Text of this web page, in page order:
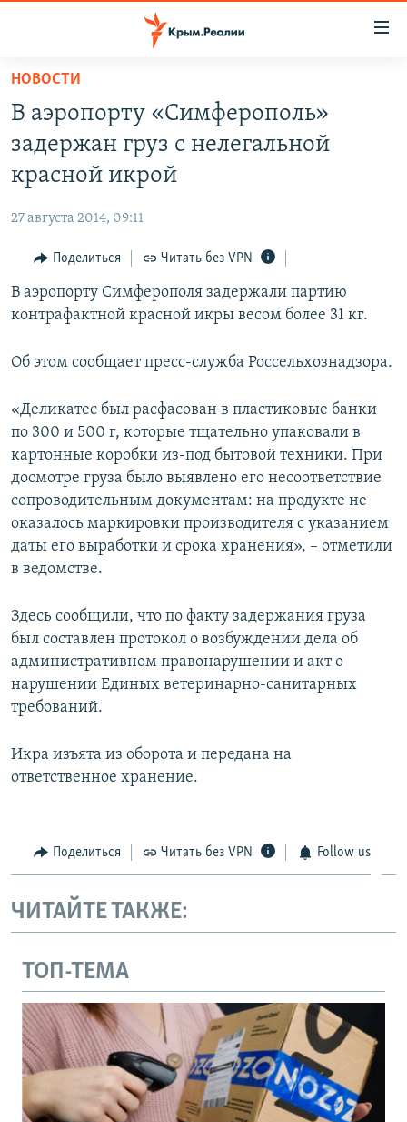
Вернуться
основному
содержанию
Вернутся
главной
навигации
Вернутся
поиску
СПЕЦПРОЕКТЫ
11 ЛЕТ ОККУПАЦИИ КРЫМА. 11 ИСТОРИЙ СОПРОТИВЛЕНИЯ
ЕЩЕ
ИНТЕРАКТИВ
ИНФОГРАФИКА
ТЕЛЕПРОЕКТ КРЫМ.РЕАЛИИ
СОВЕТЫ ПРАВОЗАЩИТНИКОВ
ПОБЕДИТЕЛЕЙ НЕ СУДЯТ?
КРЫМ.НЕПОКОРЕННЫЙ
ELIFBE
УКРАИНСКАЯ ПРОБЛЕМА КРЫМА
РАДІО СВОБОДА
КАК ОБОЙТИ БЛОКИРОВКУ
ПРИСОЕДИНЯЙТЕСЬ!
Все сайты RFE/RL
НОВОСТИ
В аэропорту «Симферополь»
задержан груз с нелегальной
красной икрой
27 августа 2014, 09:11
Поделиться Читать без VPN
В аэропорту Симферополя задержали партию
контрафактной красной икры весом более 31 кг.
Об этом сообщает пресс-служба Россельхознадзора.
«Деликатес был расфасован в пластиковые банки
по 300 и 500 г, которые тщательно упаковали в
картонные коробки из-под бытовой техники. При
досмотре груза было выявлено его несоответствие
сопроводительным документам: на продукте не
оказалось маркировки производителя с указанием
даты его выработки и срока хранения», – отметили
в ведомстве.
Здесь сообщили, что по факту задержания груза
был составлен протокол о возбуждении дела об
административном правонарушении и акт о
нарушении Единых ветеринарно-санитарных
требований.
Икра изъята из оборота и передана на
ответственное хранение.
Поделиться Читать без VPN Follow us
ЧИТАЙТЕ ТАКЖЕ:
ТОП-ТЕМА